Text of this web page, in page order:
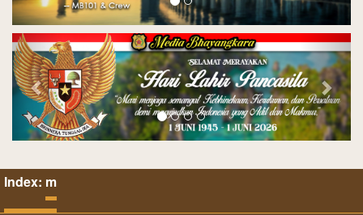
Previous Next
Index: m